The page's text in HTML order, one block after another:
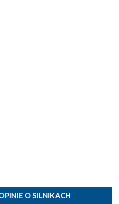
O SILNIKACH